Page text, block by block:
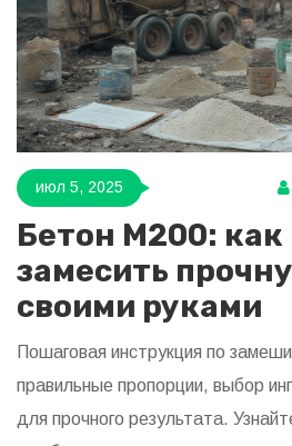
июл 5, 2025
Бетон М200: как
замесить
своими руками
Пошаговая инструкция по
правильные пропорции, выбор
для прочного результата.